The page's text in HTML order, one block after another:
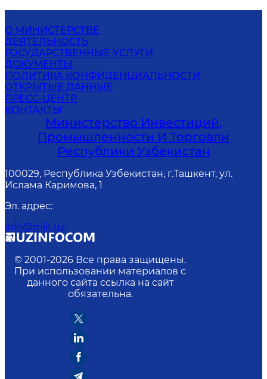
О МИНИСТЕРСТВЕ
ДЕЯТЕЛЬНОСТЬ
ГОСУДАРСТВЕННЫЕ УСЛУГИ
ДОКУМЕНТЫ
ПОЛИТИКА КОНФИДЕНЦИАЛЬНОСТИ
ОТКРЫТЫЕ ДАННЫЕ
ПРЕСС-ЦЕНТР
КОНТАКТЫ
Министерство Инвестиций,
Промышленности И Торговли
Республики Узбекистан
100029, Республика Узбекистан, г.Ташкент, ул.
Ислама Каримова, 1
Эл. адрес:
info@miit.uz
© 2001-2026 Все права защищены.
При использовании материалов с
данного сайта ссылка на сайт
обязательна.